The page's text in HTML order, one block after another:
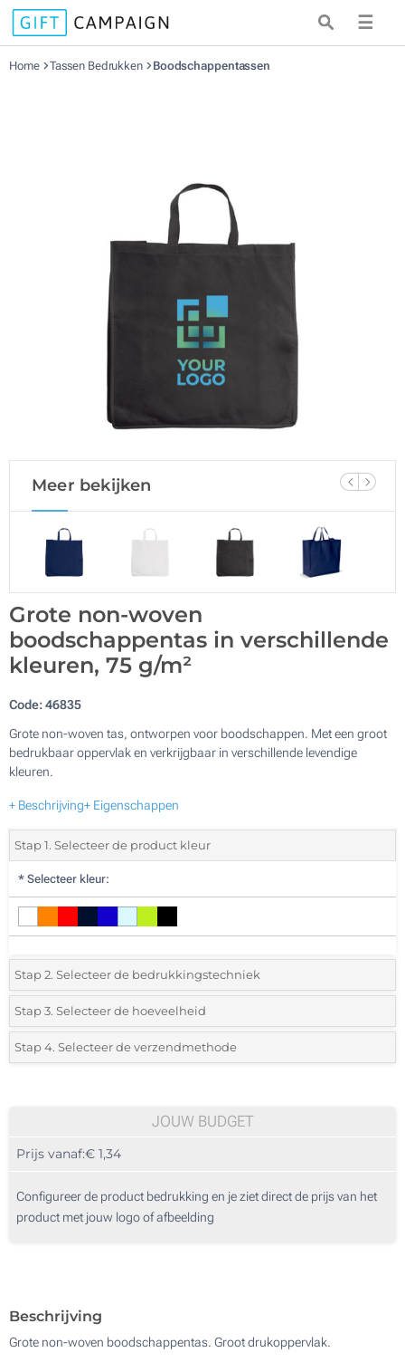
☰
Home Tassen Bedrukken Boodschappentassen
Meer bekijken
Grote non-woven
boodschappentas in verschillende
kleuren, 75 g/m²
Code:46835
Grote non-woven tas, ontworpen voor boodschappen. Met een groot
bedrukbaar oppervlak en verkrijgbaar in verschillende levendige
kleuren.
+ Beschrijving+ Eigenschappen
Stap 1. Selecteer de product kleur
* Selecteer kleur:
Stap 2. Selecteer de bedrukkingstechniek
*Selecteer de bedrukking en kleuren van het logo:
1 Kleur (Aan een kant)
3 Kleuren (Aan een kant)
Digitale full colour transfer (Aan een kant)
Stap 3. Selecteer de hoeveelheid
*Selecteer uit de lijst of voeg het gewenste aantal in
100
500
Stap 4. Selecteer de verzendmethode
JOUW BUDGET
Prijs vanaf:€ 1,34
Configureer de product bedrukking en je ziet direct de prijs van het
product met jouw logo of afbeelding
Beschrijving
Grote non-woven boodschappentas. Groot drukoppervlak.